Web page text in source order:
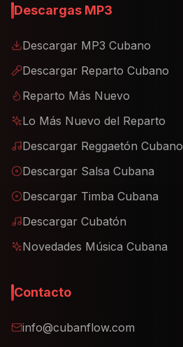
Descargas MP3
Descargar MP3 Cubano
Descargar Reparto Cubano
Reparto Más Nuevo
Lo Más Nuevo del Reparto
Descargar Reggaetón Cubano
Descargar Salsa Cubana
Descargar Timba Cubana
Descargar Cubatón
Novedades Música Cubana
Contacto
info@cubanflow.com